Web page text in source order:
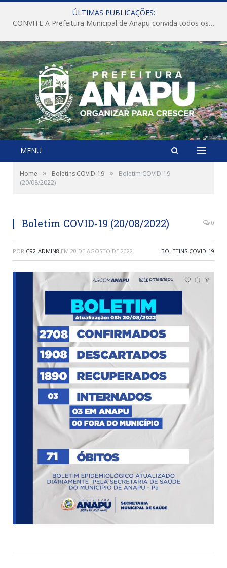
ÚLTIMAS PUBLICAÇÕES:
CONVITE A Prefeitura Municipal de Anapu convida todos os servidores públicos municipais para participarem da Audiência Pública de discussão da Lei de Diretrizes Orçamentárias (LDO), importante instrumento de planejamento das ações e investimentos da Administração Pública para o próximo exercício financeiro.
MENU
Home » Boletins COVID-19 »
Boletim COVID-19
(20/08/2022)
Boletim COVID-19 (20/08/2022) 0
POR CR2-ADMIN8 EM 20 DE AGOSTO DE 2022 BOLETINS COVID-19